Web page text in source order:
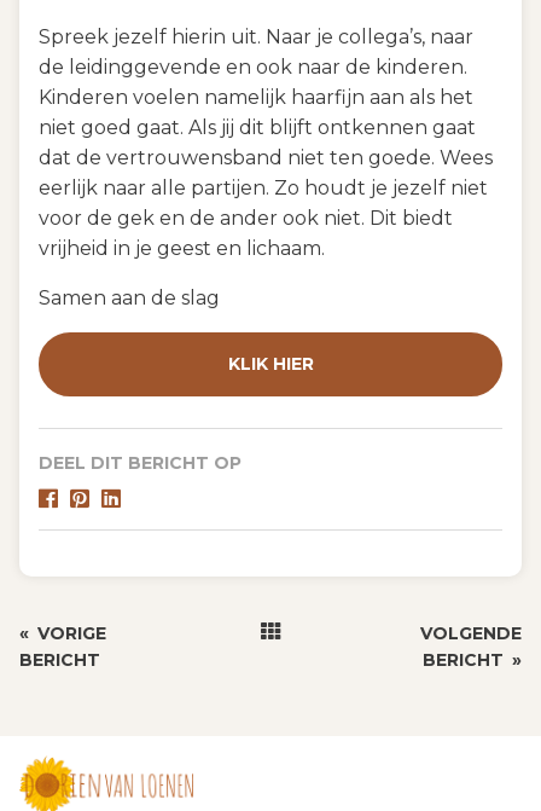
Spreek jezelf hierin uit. Naar je collega’s, naar
de leidinggevende en ook naar de kinderen.
Kinderen voelen namelijk haarfijn aan als het
niet goed gaat. Als jij dit blijft ontkennen gaat
dat de vertrouwensband niet ten goede. Wees
eerlijk naar alle partijen. Zo houdt je jezelf niet
voor de gek en de ander ook niet. Dit biedt
vrijheid in je geest en lichaam.
Samen aan de slag
KLIK HIER
DEEL DIT BERICHT OP
« VORIGE
BERICHT
VOLGENDE
BERICHT »